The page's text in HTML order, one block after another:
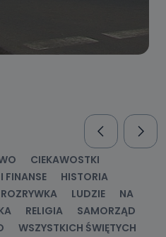
CIEKAWOSTKI
FINANSE
HISTORIA
LUDZIE
NA
RELIGIA
SAMORZĄD
WSZYSTKICH ŚWIĘTYCH